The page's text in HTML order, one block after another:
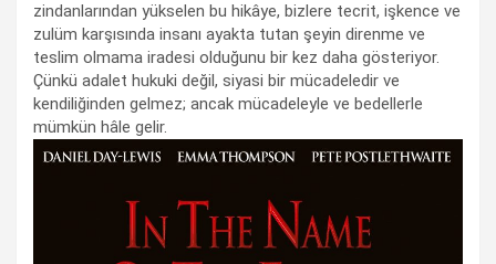
zindanlarından yükselen bu hikâye, bizlere tecrit, işkence ve
zulüm karşısında insanı ayakta tutan şeyin direnme ve
teslim olmama iradesi olduğunu bir kez daha gösteriyor.
Çünkü adalet hukuki değil, siyasi bir mücadeledir ve
kendiliğinden gelmez; ancak mücadeleyle ve bedellerle
mümkün hâle gelir.